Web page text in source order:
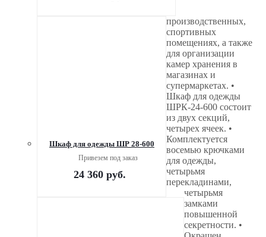
Шкаф для одежды ШР 28-600
Привезем под заказ
24 360 руб.
производственных,
спортивных
помещениях, а также
для организации
камер хранения в
магазинах и
супермаркетах. •
Шкаф для одежды
ШРК-24-600 состоит
из двух секций,
четырех ячеек. •
Комплектуется
восемью крючками
для одежды,
четырьмя
перекладинами,
четырьмя
замками
повышенной
секретности. •